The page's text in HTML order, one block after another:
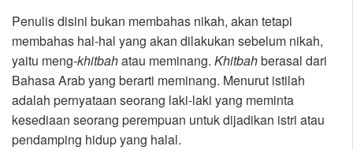
Penulis disini bukan membahas nikah, akan tetapi
membahas hal-hal yang akan dilakukan sebelum nikah,
yaitu meng-khitbahatau meminang. Khitbahberasal dari
Bahasa Arab yang berarti meminang. Menurut istilah
adalah pernyataan seorang laki-laki yang meminta
kesediaan seorang perempuan untuk dijadikan istri atau
pendamping hidup yang halal.